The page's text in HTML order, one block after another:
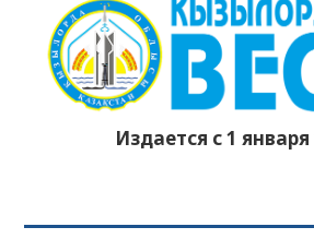
Издается с 1 января